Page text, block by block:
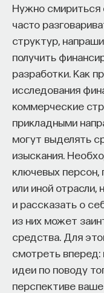
Нужно смириться
часто
структур,
получить
разработки. Как
исследования
коммерческие
прикладными
могут выделять
изыскания.
ключевых
или иной отрасли,
и рассказать о
из них может
средства. Для
смотреть
идеи по поводу
перспективе
и так далее,
перечислить
факторов
на большую
мы можем
предложить
интервенции
подходе для